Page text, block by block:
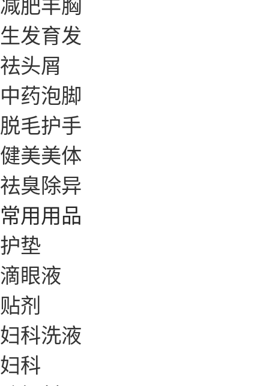
生发育发
祛头屑
中药泡脚
脱毛护手
健美美体
祛臭除异
常用用品
护垫
滴眼液
贴剂
妇科洗液
妇科